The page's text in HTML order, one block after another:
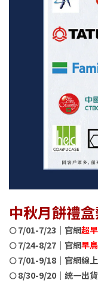
中秋月餅禮
🌕 7/01-7/23｜官網超
🌕 7/24-8/27｜官網早鳥
🌕 7/01-9/18｜官網線
🌕 8/30-9/20｜統一出貨